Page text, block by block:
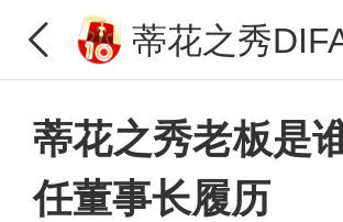
蒂花之秀
蒂花之秀老板是
任董事长履历